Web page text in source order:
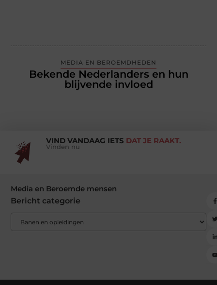
MEDIA EN BEROEMDHEDEN
Bekende Nederlanders en hun
blijvende invloed
VIND VANDAAG IETS DAT JE RAAKT.
Vinden nu
Media en Beroemde mensen
Bericht categorie